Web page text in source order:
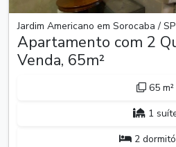
Jardim Americano em Sorocaba / SP
Apartamento com 2
Venda, 65m²
65 m²
1
2